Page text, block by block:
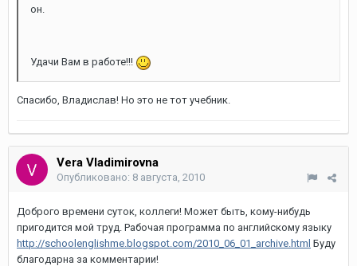
он.
Удачи Вам в работе!!!
Спасибо, Владислав! Но это не тот учебник.
Vera Vladimirovna
Опубликовано: 8 августа, 2010
Доброго времени суток, коллеги! Может быть, кому-нибудь
пригодится мой труд. Рабочая программа по английскому языку
http://schoolenglishme.blogspot.com/2010_06_01_archive.html Буду
благодарна за комментарии!